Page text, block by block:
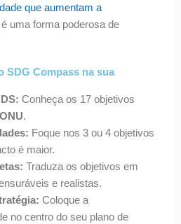
que aumentam a
uma forma poderosa de
SDG Compass na sua
Conheça os 17 objetivos
ONU.
Foque nos 3 ou 4 objetivos
é maior.
Traduza os objetivos em
e realistas.
Coloque a
no centro do seu plano de